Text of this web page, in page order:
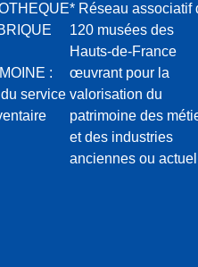
:
service
* Réseau associatif
120 musées des
Hauts-de-France
œuvrant pour la
valorisation du
patrimoine des
et des industries
anciennes ou